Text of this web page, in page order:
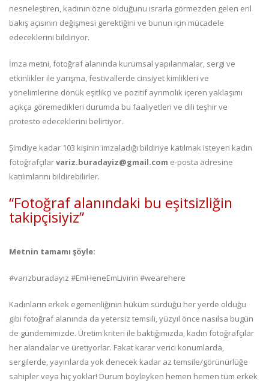
nesneleştiren, kadının özne olduğunu ısrarla görmezden gelen eril
bakış açısının değişmesi gerektiğini ve bunun için mücadele
edeceklerini bildiriyor.
İmza metni, fotoğraf alanında kurumsal yapılanmalar, sergi ve
etkinlikler ile yarışma, festivallerde cinsiyet kimlikleri ve
yönelimlerine dönük eşitlikçi ve pozitif ayrımcılık içeren yaklaşımı
açıkça göremedikleri durumda bu faaliyetleri ve dili teşhir ve
protesto edeceklerini belirtiyor.
Şimdiye kadar 103 kişinin imzaladığı bildiriye katılmak isteyen kadın
fotoğrafçılarvariz.buradayiz@gmail.com e-posta adresine
katılımlarını bildirebilirler.
“Fotoğraf alanındaki bu eşitsizliğin
takipçisiyiz”
Metnin tamamı şöyle:
#varızburadayız #EmHeneEmLivirin #wearehere
Kadınların erkek egemenliğinin hüküm sürdüğü her yerde olduğu
gibi fotoğraf alanında da yetersiz temsili, yüzyıl önce nasılsa bugün
de gündemimizde. Üretim kriteri ile baktığımızda, kadın fotoğrafçılar
her alandalar ve üretiyorlar. Fakat karar verici konumlarda,
sergilerde, yayınlarda yok denecek kadar az temsile/görünürlüğe
sahipler veya hiç yoklar! Durum böyleyken hemen hemen tüm erkek